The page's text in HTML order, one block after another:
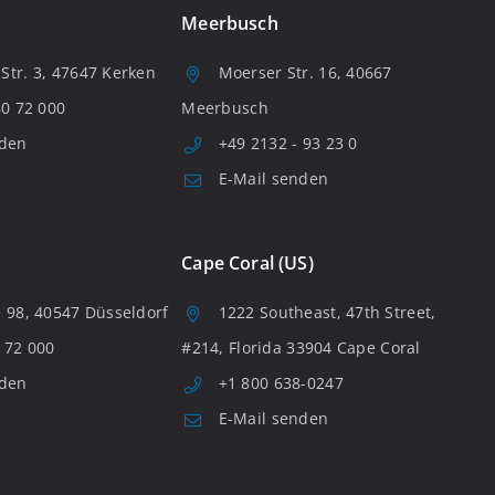
3, 47647 Kerken
72 000
Meerbusch
Moerser Str. 16, 40667
Meerbusch
+49 2132 - 93 23 0
E-Mail senden
98, 40547 Düsseldorf
000
Cape Coral (US)
1222 Southeast, 47th Street,
#214, Florida 33904 Cape Coral
+1 800 638-0247
E-Mail senden